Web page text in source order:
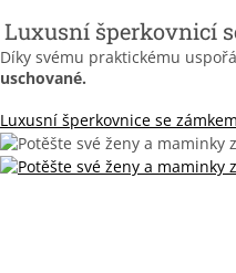
Luxusní šperkovnicí
Díky svému praktickému
uschované.
Luxusní šperkovnice se